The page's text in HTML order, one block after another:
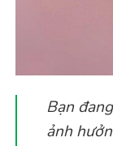
Bạn
ảnh